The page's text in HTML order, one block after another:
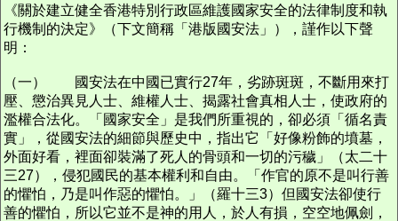
《關於建立健全香港特別行政區維護國家安全的法律制度和執
行機制的決定》（下文簡稱「港版國安法」），謹作以下聲
明：
（一） 國安法在中國已實行27年，劣跡斑斑，不斷用來打
壓、懲治異見人士、維權人士、揭露社會真相人士，使政府的
濫權合法化。「國家安全」是我們所重視的，卻必須「循名責
實」，從國安法的細節與歷史中，指出它「好像粉飾的墳墓，
外面好看，裡面卻裝滿了死人的骨頭和一切的污穢」（太二十
三27），侵犯國民的基本權利和自由。「作官的原不是叫行善
的懼怕，乃是叫作惡的懼怕。」（羅十三3）但國安法卻使行
善的懼怕，所以它並不是神的用人，於人有損，空空地佩劍，